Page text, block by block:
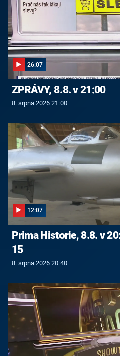
26:07
ZPRÁVY, 8.8. v 21:00
8. srpna 2026 21:00
12:07
Prima Historie, 8.8. v
15
8. srpna 2026 20:40